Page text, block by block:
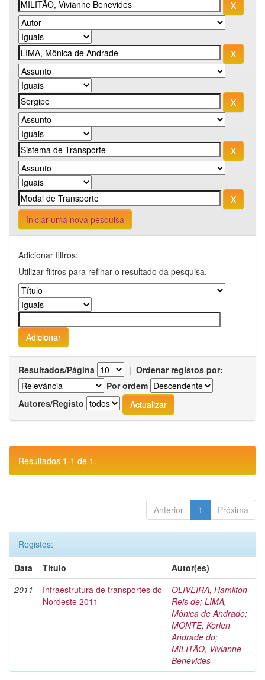
Iniciar uma nova pesquisa
Adicionar filtros:
Utilizar filtros para refinar o resultado da pesquisa.
Resultados/Página | Ordenar registos por:
Por ordem
Autores/Registo
Resultados 1-1 de 1.
Anterior 1 Próxima
Registos:
Data
Título
Autor(es)
2011
Infraestrutura de transportes do
Nordeste 2011
OLIVEIRA, Hamilton
Reis de; LIMA,
Mônica de Andrade;
MONTE, Kerlen
Andrade do;
MILITÃO, Vivianne
Benevides